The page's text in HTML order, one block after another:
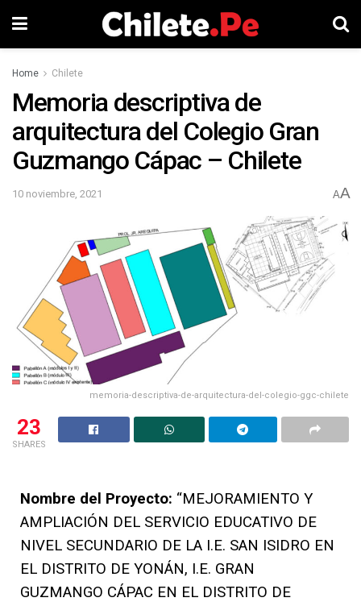
Home Chilete
Memoria descriptiva de
arquitectura del Colegio Gran
Guzmango Cápac – Chilete
10 noviembre, 2021 AA
memoria-descriptiva-de-arquitectura-del-colegio-ggc-chilete
23
SHARES
Nombre del Proyecto: “MEJORAMIENTO Y
AMPLIACIÓN DEL SERVICIO EDUCATIVO DE
NIVEL SECUNDARIO DE LA I.E. SAN ISIDRO EN
EL DISTRITO DE YONÁN, I.E. GRAN
GUZMANGO CÁPAC EN EL DISTRITO DE